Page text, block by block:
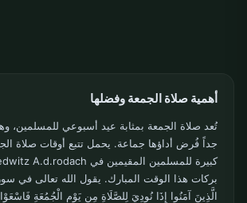
أهمية صلاة الجمعة وفضلها
تُعد صلاة الجمعة بمثابة عيد أسبوعي للمسلمين،
جداً فُرض أداؤها جماعة. يحمل تتبع أوقات صلاة
بركات هذا الوقت المبارك. يقول الله تعالى في
الَّذِينَ آمَنُوا إِذَا نُودِيَ لِلصَّلَاةِ مِن يَوْمِ الْجُمُعَةِ